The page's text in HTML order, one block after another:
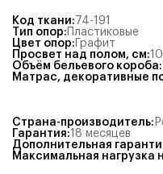
Код ткани: 74-191
Тип опор: Пластиковые
Цвет опор: Графит
Просвет над полом, см:10
Объём бельевого короба:
Матрас, декоративные
Страна-производитель:
Гарантия:18 месяцев
Дополнительная
Максимальная нагрузка